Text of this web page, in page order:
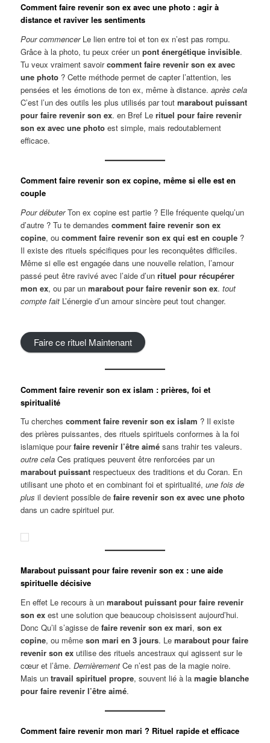
Comment faire revenir son ex avec une photo : agir à
distance et raviver les sentiments
Pour commencerLe lien entre toi et ton ex n’est pas rompu.
Grâce à la photo, tu peux créer unpont énergétique invisible.
Tu veux vraiment savoircomment faire revenir son ex avec
une photo ? Cette méthode permet de capter l’attention, les
pensées et les émotions de ton ex, même à distance.après cela
C’est l’un des outils les plus utilisés par toutmarabout puissant
pour faire revenir son ex. en Bref Lerituel pour faire revenir
son ex avec une photo est simple, mais redoutablement
efficace.
Comment faire revenir son ex copine, même si elle est en
couple
Pour débuterTon ex copine est partie ? Elle fréquente quelqu’un
d’autre ? Tu te demandescomment faire revenir son ex
copine, oucomment faire revenir son ex qui est en couple ?
Il existe des rituels spécifiques pour les reconquêtes difficiles.
Même si elle est engagée dans une nouvelle relation, l’amour
passé peut être ravivé avec l’aide d’unrituel pour récupérer
mon ex, ou par unmarabout pour faire revenir son ex.tout
compte fait L’énergie d’un amour sincère peut tout changer.
Faire ce rituel Maintenant
Comment faire revenir son ex islam : prières, foi et
spiritualité
Tu cherchescomment faire revenir son ex islam ? Il existe
des prières puissantes, des rituels spirituels conformes à la foi
islamique pourfaire revenir l’être aimé sans trahir tes valeurs.
outre cela Ces pratiques peuvent être renforcées par un
marabout puissant respectueux des traditions et du Coran. En
utilisant une photo et en combinant foi et spiritualité,une fois de
plus il devient possible defaire revenir son ex avec une photo
dans un cadre spirituel pur.
Marabout puissant pour faire revenir son ex : une aide
spirituelle décisive
En effet Le recours à unmarabout puissant pour faire revenir
son ex est une solution que beaucoup choisissent aujourd’hui.
Donc Qu’il s’agisse defaire revenir son ex mari,son ex
copine, ou mêmeson mari en 3 jours. Lemarabout pour faire
revenir son ex utilise des rituels ancestraux qui agissent sur le
cœur et l’âme.Dernièrement Ce n’est pas de la magie noire.
Mais untravail spirituel propre, souvent lié à lamagie blanche
pour faire revenir l’être aimé.
Comment faire revenir mon mari ? Rituel rapide et efficace